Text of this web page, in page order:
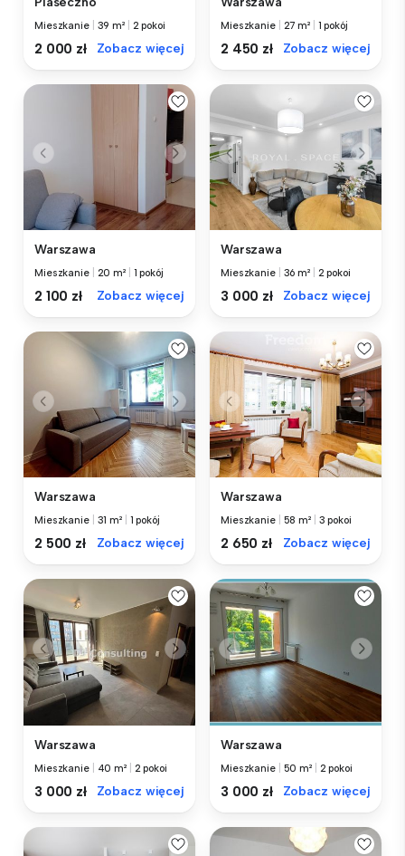
Mieszkanie 39 m² 2 pokoi
2 000 zł Zobacz więcej
Mieszkanie 27 m² 1 pokój
2 450 zł Zobacz więcej
Warszawa
Mieszkanie 20 m² 1 pokój
2 100 zł Zobacz więcej
Warszawa
Mieszkanie 36 m² 2 pokoi
3 000 zł Zobacz więcej
Warszawa
Mieszkanie 31 m² 1 pokój
2 500 zł Zobacz więcej
Warszawa
Mieszkanie 58 m² 3 pokoi
2 650 zł Zobacz więcej
Warszawa
Mieszkanie 40 m² 2 pokoi
3 000 zł Zobacz więcej
Warszawa
Mieszkanie 50 m² 2 pokoi
3 000 zł Zobacz więcej